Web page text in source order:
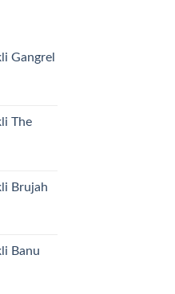
Gangrel
The
Brujah
Banu